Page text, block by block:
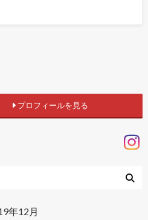
プロフィールを見る
年12月